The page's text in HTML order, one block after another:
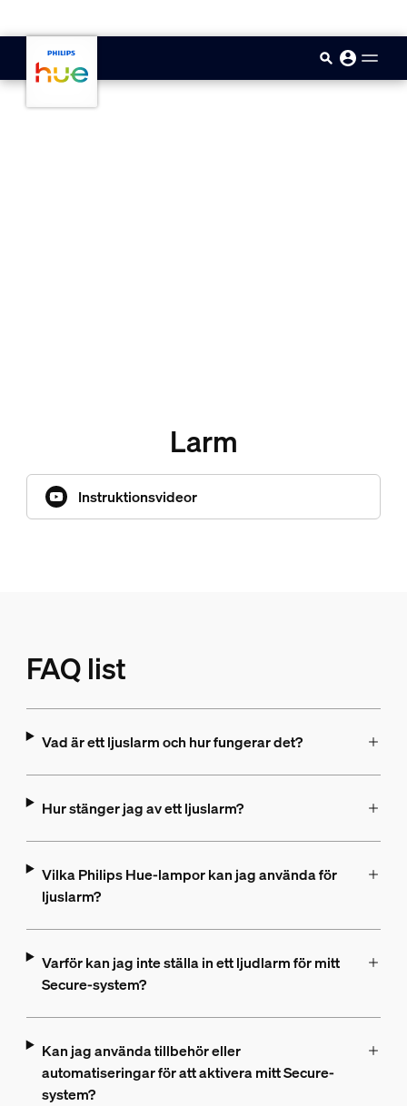
Larm
Instruktionsvideor
FAQ list
Vad är ett ljuslarm och hur fungerar det?
Hur stänger jag av ett ljuslarm?
Vilka Philips Hue-lampor kan jag använda för
ljuslarm?
Varför kan jag inte ställa in ett ljudlarm för mitt
Secure-system?
Kan jag använda tillbehör eller
automatiseringar för att aktivera mitt Secure-
system?